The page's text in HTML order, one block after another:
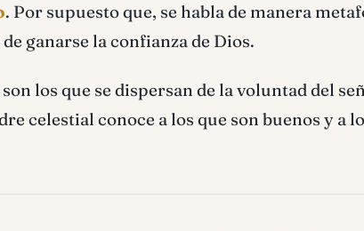
. Por supuesto que, se habla de manera
ganarse la confianza de Dios.
los que se dispersan de la voluntad del
celestial conoce a los que son buenos y a